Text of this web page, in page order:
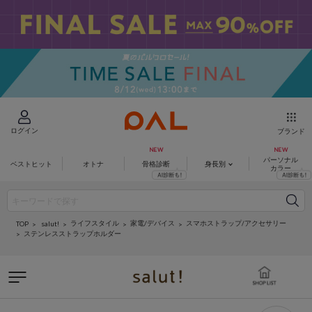
ログイン ブランド
ベストヒット オトナ 骨格診断 身長別
パーソナル
カラー
TOP salut! ライフスタイル 家電/デバイス
スマホストラップ/アクセサリー
ステンレスストラップホルダー